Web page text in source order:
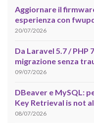
Aggiornare il
esperienza con
20/07/2026
Da Laravel 5.7 / PHP
migrazione senza
09/07/2026
DBeaver e MySQL:
Key Retrieval is not
08/07/2026